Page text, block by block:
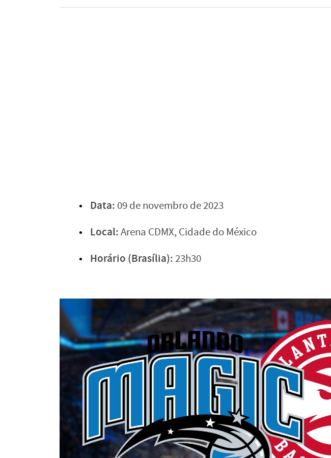
Data: 09 de novembro de 2023
Local:Arena CDMX, Cidade do México
Horário (Brasília): 23h30